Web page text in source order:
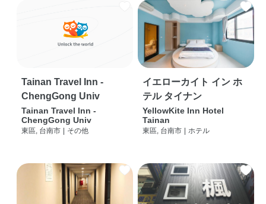
Tainan Travel Inn -
ChengGong Univ
Tainan Travel Inn -
ChengGong Univ
東區, 台南市 | その他
イエローカイト イン ホ
テル タイナン
YellowKite Inn Hotel
Tainan
東區, 台南市 | ホテル